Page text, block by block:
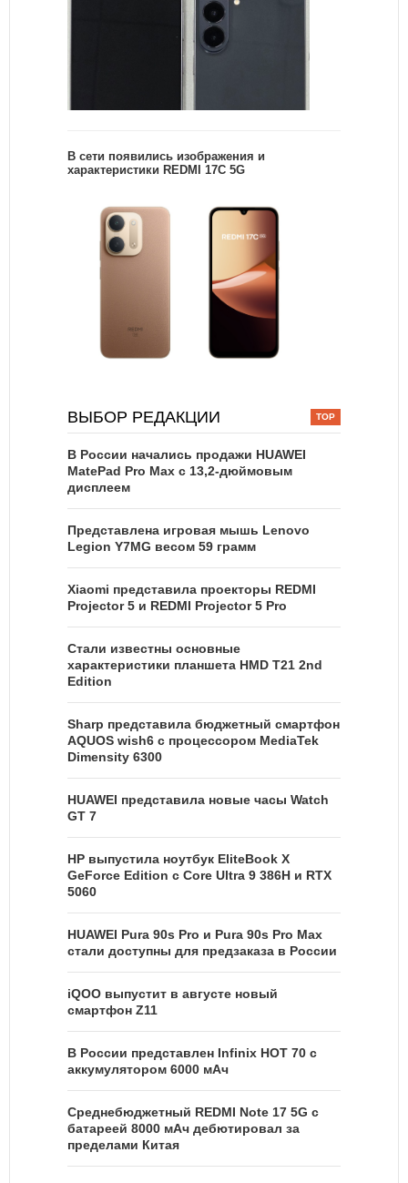
В сети появились изображения и
характеристики REDMI 17C 5G
ВЫБОР РЕДАКЦИИ
В России начались продажи HUAWEI
MatePad Pro Max с 13,2-дюймовым
дисплеем
Представлена игровая мышь Lenovo
Legion Y7MG весом 59 грамм
Xiaomi представила проекторы REDMI
Projector 5 и REDMI Projector 5 Pro
Стали известны основные
характеристики планшета HMD T21 2nd
Edition
Sharp представила бюджетный смартфон
AQUOS wish6 с процессором MediaTek
Dimensity 6300
HUAWEI представила новые часы Watch
GT 7
HP выпустила ноутбук EliteBook X
GeForce Edition с Core Ultra 9 386H и RTX
5060
HUAWEI Pura 90s Pro и Pura 90s Pro Max
стали доступны для предзаказа в России
iQOO выпустит в августе новый
смартфон Z11
В России представлен Infinix HOT 70 с
аккумулятором 6000 мАч
Среднебюджетный REDMI Note 17 5G с
батареей 8000 мАч дебютировал за
пределами Китая